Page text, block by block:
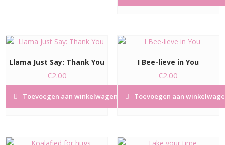
Llama Just Say: Thank You
€2.00
Toevoegen aan winkelwagen
I Bee-lieve in You
€2.00
Toevoegen aan